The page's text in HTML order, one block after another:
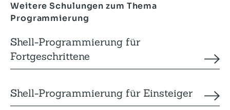
Weitere Schulungen zum Thema
Programmierung
Shell-Programmierung für
Fortgeschrittene
Shell-Programmierung für Einsteiger